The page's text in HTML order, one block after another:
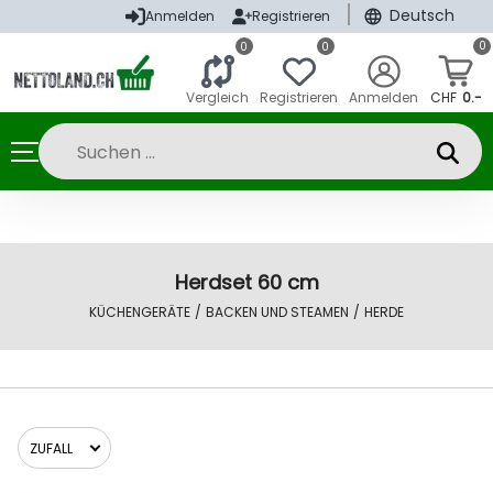
Anmelden Registrieren Deutsch
0
Vergleich
0
Registrieren Anmelden
0
CHF 0.-
Herdset 60 cm
KÜCHENGERÄTE / BACKEN UND STEAMEN / HERDE
ZUFALL